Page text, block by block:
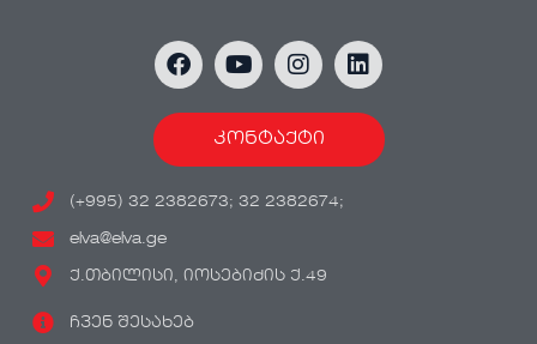
კონტაქტი
(+995) 32 2382673; 32 2382674;
elva@elva.ge
ქ.თბილისი, იოსებიძის ქ.49
ჩვენ შესახებ